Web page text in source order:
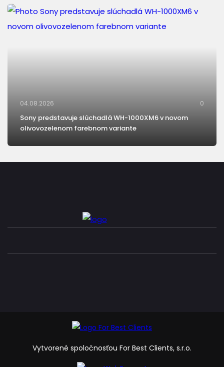
04.08.2026 0
Sony predstavuje slúchadlá WH-1000XM6 v novom
olivovozelenom farebnom variante
Vytvorené spoločnosťou For Best Clients, s.r.o.